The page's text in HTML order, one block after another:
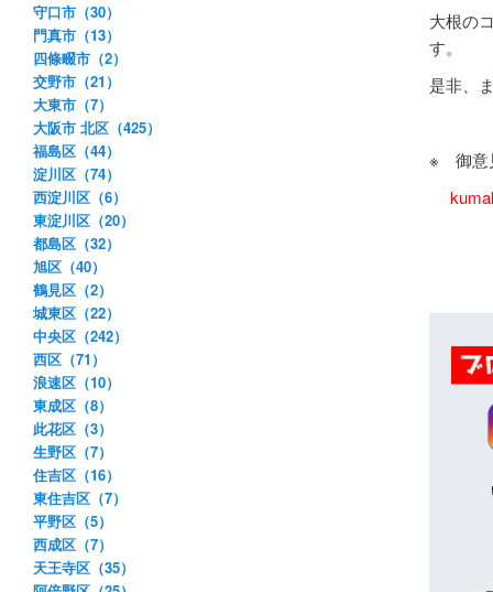
大根の
す。
是非、
※ 御意
守口市（30）
門真市（13）
四條畷市（2）
交野市（21）
大東市（7）
大阪市 北区（425）
福島区（44）
淀川区（74）
西淀川区（6）
東淀川区（20）
都島区（32）
旭区（40）
鶴見区（2）
城東区（22）
中央区（242）
西区（71）
浪速区（10）
東成区（8）
此花区（3）
生野区（7）
住吉区（16）
東住吉区（7）
平野区（5）
西成区（7）
天王寺区（35）